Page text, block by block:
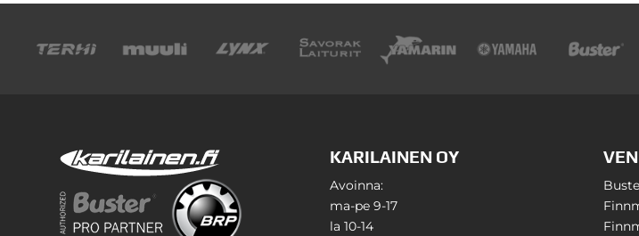
KARILAINEN OY
Avoinna:
ma-pe 9-17
la 10-14